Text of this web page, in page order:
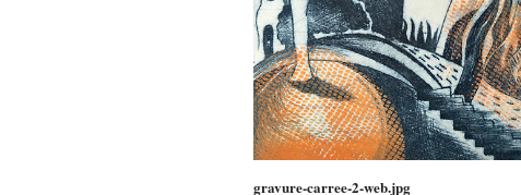
gravure-carree-2-web.jpg